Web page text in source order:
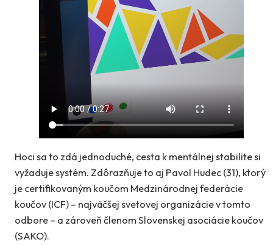
Hoci sa to zdá jednoduché, cesta k mentálnej stabilite si
vyžaduje systém. Zdôrazňuje to aj Pavol Hudec (31), ktorý
je certifikovaným koučom Medzinárodnej federácie
koučov (ICF) – najväčšej svetovej organizácie v tomto
odbore – a zároveň členom Slovenskej asociácie koučov
(SAKO).